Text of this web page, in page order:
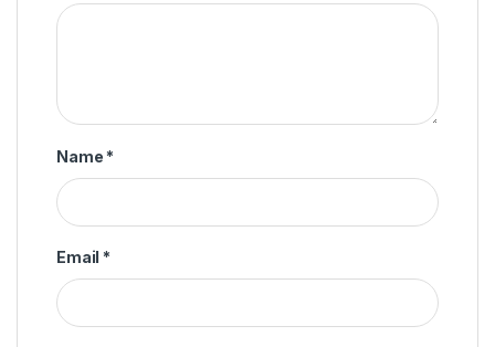
Name *
Email *